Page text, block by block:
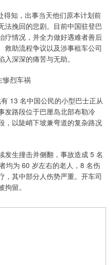
知，出事当天他们原本计划前
法挽回的悲剧。目前中国驻登巴
疗情况，并全力做好遇难者善后
救助流程争议以及涉事租车公司
深深的痛苦与无助。
惨烈车祸
13 名中国公民的小型巴士正从
发路段位于巴厘岛北部布勒冷
，以陡峭下坡兼弯道的复杂路况
发生撞击并侧翻，事故造成 5 名
均为 60 岁左右的老人，8 名伤
，其中部分人伤势严重。开车司
留。